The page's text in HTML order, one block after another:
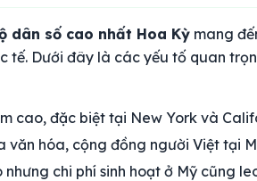
dân số cao nhất Hoa Kỳ mang
tế. Dưới đây là các yếu tố quan
cao, đặc biệt tại New York và
văn hóa, cộng đồng người Việt tại
nhưng chi phí sinh hoạt ở Mỹ cũng